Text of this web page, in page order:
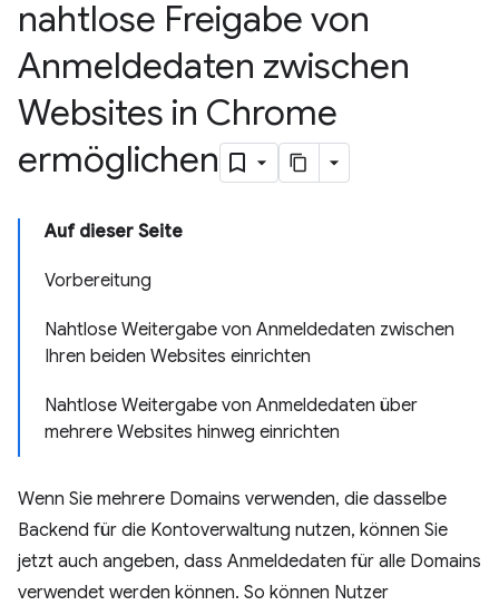
nahtlose Freigabe von
Anmeldedaten zwischen
Websites in Chrome
ermöglichen
Auf dieser Seite
Vorbereitung
Nahtlose Weitergabe von Anmeldedaten zwischen
Ihren beiden Websites einrichten
Nahtlose Weitergabe von Anmeldedaten über
mehrere Websites hinweg einrichten
Wenn Sie mehrere Domains verwenden, die dasselbe
Backend für die Kontoverwaltung nutzen, können Sie
jetzt auch angeben, dass Anmeldedaten für alle Domains
verwendet werden können. So können Nutzer